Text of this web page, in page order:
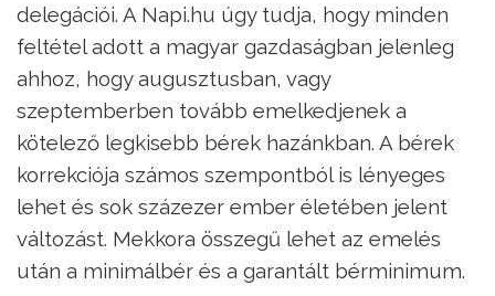
delegációi. A Napi.hu úgy tudja, hogy minden
feltétel adott a magyar gazdaságban jelenleg
ahhoz, hogy augusztusban, vagy
szeptemberben tovább emelkedjenek a
kötelező legkisebb bérek hazánkban. A bérek
korrekciója számos szempontból is lényeges
lehet és sok százezer ember életében jelent
változást. Mekkora összegű lehet az emelés
után a minimálbér és a garantált bérminimum.